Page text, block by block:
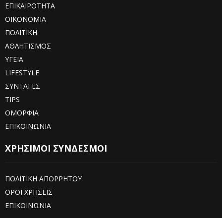
ΕΠΙΚΑΙΡΟΤΗΤΑ
ΟΙΚΟΝΟΜΙΑ
ΠΟΛΙΤΙΚΗ
ΑΘΛΗΤΙΣΜΟΣ
ΥΓΕΙΑ
LIFESTYLE
ΣΥΝΤΑΓΕΣ
TIPS
ΟΜΟΡΦΙΑ
ΕΠΙΚΟΙΝΩΝΙΑ
ΧΡΗΣΙΜΟΙ ΣΥΝΔΕΣΜΟΙ
ΠΟΛΙΤΙΚΗ ΑΠΟΡΡΗΤΟΥ
ΟΡΟΙ ΧΡΗΣΕΙΣ
ΕΠΙΚΟΙΝΩΝΙΑ